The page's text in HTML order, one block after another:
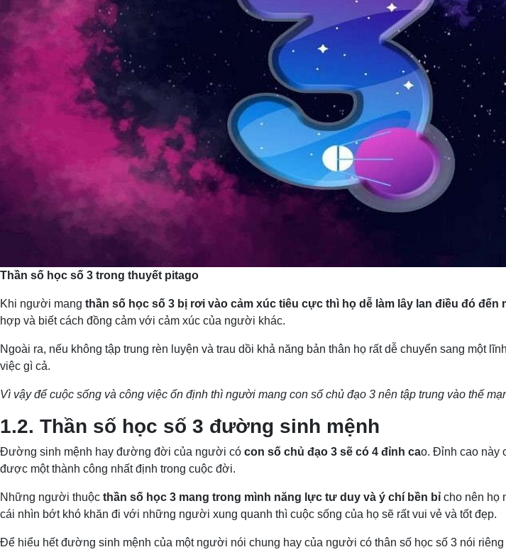
Thần số học số 3 trong thuyết pitago
Khi người mang thần số học số 3 bị rơi vào cảm xúc tiêu cực thì họ dễ làm lây lan điều đó đến
hợp và biết cách đồng cảm với cảm xúc của người khác.
Ngoài ra, nếu không tập trung rèn luyện và trau dồi khả năng bản thân họ rất dễ chuyển sang
việc gì cả.
Vì vậy để cuộc sống và công việc ổn định thì người mang con số chủ đạo 3 nên tập trung vào thế
1.2. Thần số học số 3 đường sinh mệnh
Đường sinh mệnh hay đường đời của người có con số chủ đạo 3 sẽ có 4 đỉnh cao. Đỉnh cao này
được một thành công nhất định trong cuộc đời.
Những người thuộc thần số học 3 mang trong mình năng lực tư duy và ý chí bền bỉ cho nên họ
cái nhìn bớt khó khăn đi với những người xung quanh thì cuộc sống của họ sẽ rất vui vẻ và tốt đẹp.
Để hiểu hết đường sinh mệnh của một người nói chung hay của người có thân số học số 3 nói